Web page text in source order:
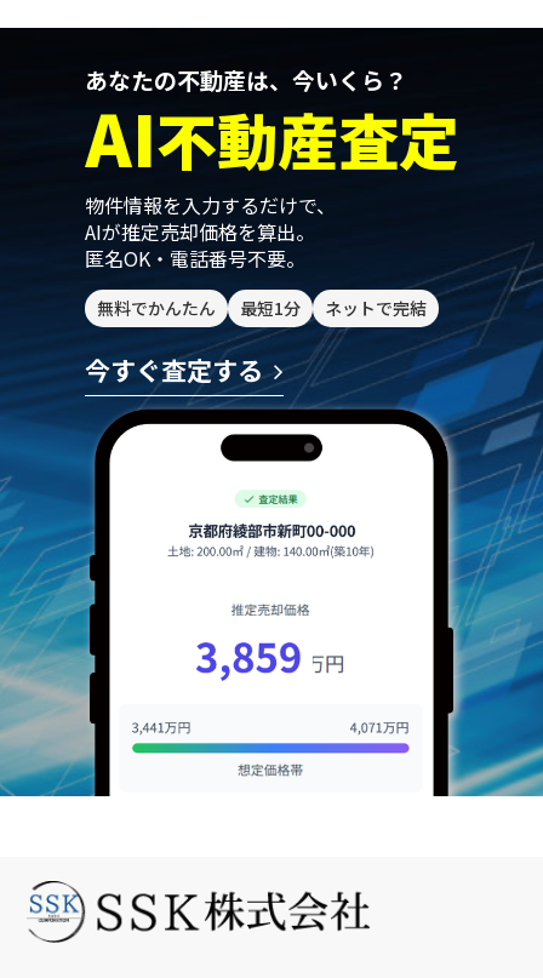
あなたの不動産は、今いくら？
AI不動産査定
物件情報を入力するだけで、
AIが推定売却価格を算出。
匿名OK・電話番号不要。
無料でかんたん 最短1分 ネットで完結
今すぐ査定する